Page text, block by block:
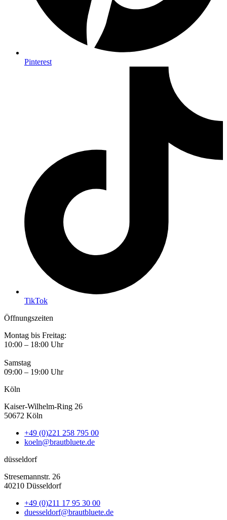
Pinterest
TikTok
Öffnungszeiten
Montag bis Freitag:
10:00 – 18:00 Uhr
Samstag
09:00 – 19:00 Uhr
Köln
Kaiser-Wilhelm-Ring 26
50672 Köln
+49 (0)221 258 795 00
koeln@brautbluete.de
düsseldorf
Stresemannstr. 26
40210 Düsseldorf
+49 (0)211 17 95 30 00
duesseldorf@brautbluete.de